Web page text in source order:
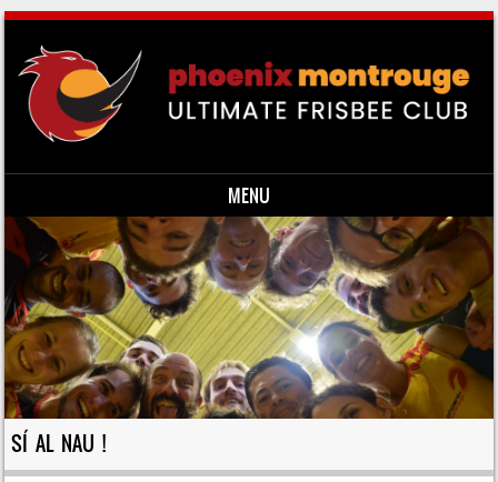
MENU
Skip to content
SÍ AL NAU !